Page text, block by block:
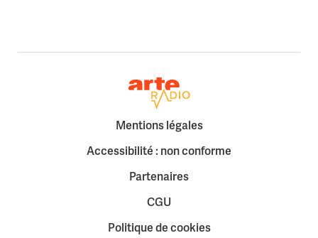
Retour à la page d'accueil
Mentions légales
Accessibilité : non conforme
Partenaires
CGU
Politique de cookies